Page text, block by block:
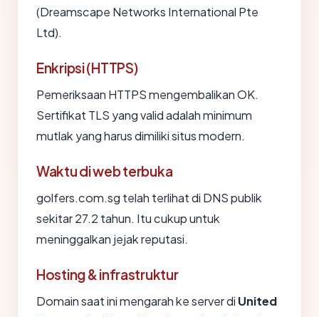
(Dreamscape Networks International Pte
Ltd).
Enkripsi (HTTPS)
Pemeriksaan HTTPS mengembalikan OK.
Sertifikat TLS yang valid adalah minimum
mutlak yang harus dimiliki situs modern.
Waktu di web terbuka
golfers.com.sg telah terlihat di DNS publik
sekitar 27.2 tahun. Itu cukup untuk
meninggalkan jejak reputasi.
Hosting & infrastruktur
Domain saat ini mengarah ke server di United